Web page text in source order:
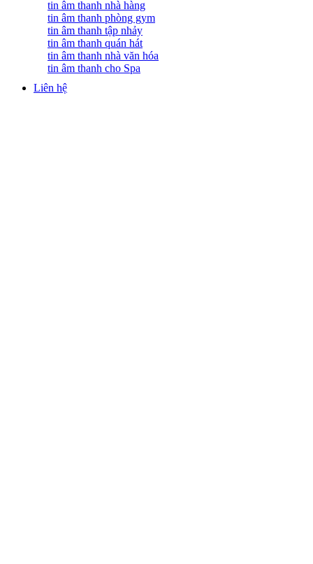
tin âm thanh nhà hàng
tin âm thanh phòng gym
tin âm thanh tập nhảy
tin âm thanh quán hát
tin âm thanh nhà văn hóa
tin âm thanh cho Spa
Liên hệ